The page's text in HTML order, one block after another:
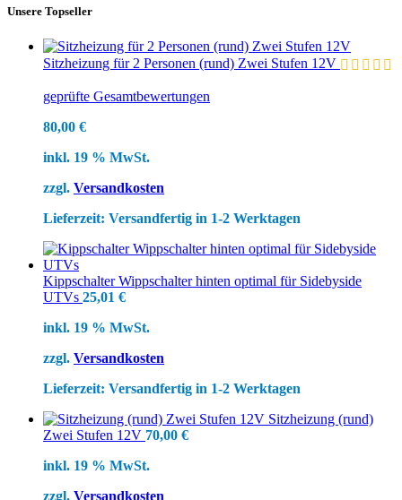
Unsere Topseller
Sitzheizung für 2 Personen (rund) Zwei Stufen 12V
geprüfte Gesamtbewertungen
80,00 €
inkl. 19 % MwSt.
zzgl. Versandkosten
Lieferzeit: Versandfertig in 1-2 Werktagen
Kippschalter Wippschalter hinten optimal für Sidebyside
UTVs 25,01 €
inkl. 19 % MwSt.
zzgl. Versandkosten
Lieferzeit: Versandfertig in 1-2 Werktagen
Sitzheizung (rund)
Zwei Stufen 12V 70,00 €
inkl. 19 % MwSt.
zzgl. Versandkosten